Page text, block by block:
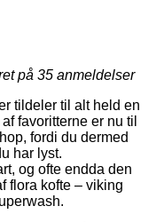
på 35 anmeldelser
tildeler til alt held en
favoritterne er nu til
fordi du dermed
har lyst.
og ofte endda den
flora kofte – viking